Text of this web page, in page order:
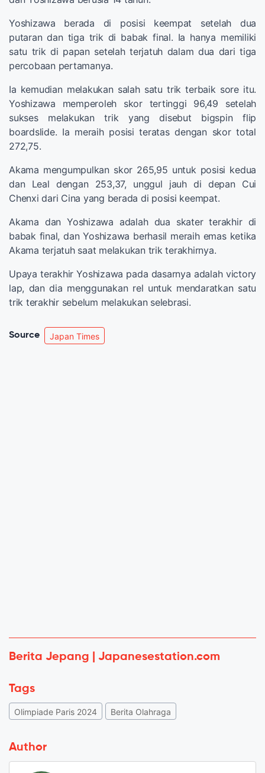
Yoshizawa berada di posisi keempat setelah dua
putaran dan tiga trik di babak final. Ia hanya memiliki
satu trik di papan setelah terjatuh dalam dua dari tiga
percobaan pertamanya.
Ia kemudian melakukan salah satu trik terbaik sore itu.
Yoshizawa memperoleh skor tertinggi 96,49 setelah
sukses melakukan trik yang disebut bigspin flip
boardslide. Ia meraih posisi teratas dengan skor total
272,75.
Akama mengumpulkan skor 265,95 untuk posisi kedua
dan Leal dengan 253,37, unggul jauh di depan Cui
Chenxi dari Cina yang berada di posisi keempat.
Akama dan Yoshizawa adalah dua skater terakhir di
babak final, dan Yoshizawa berhasil meraih emas ketika
Akama terjatuh saat melakukan trik terakhirnya.
Upaya terakhir Yoshizawa pada dasarnya adalah victory
lap, dan dia menggunakan rel untuk mendaratkan satu
trik terakhir sebelum melakukan selebrasi.
Source Japan Times
Berita Jepang | Japanesestation.com
Tags
Olimpiade Paris 2024 Berita Olahraga
Author